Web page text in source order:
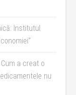
Institutul
a creat o
nu